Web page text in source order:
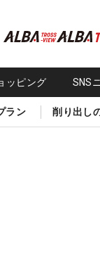
ッピング SNS
ラン 削り出し